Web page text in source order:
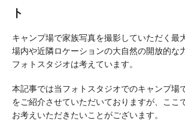
ト
キャンプ場で家族写真を撮影していただく最
場内や近隣ロケーションの大自然の開放的な
フォトスタジオは考えています。
本記事では当フォトスタジオでのキャンプ場
をご紹介させていただいておりますが、ここ
お考えいただきたいことがございます。